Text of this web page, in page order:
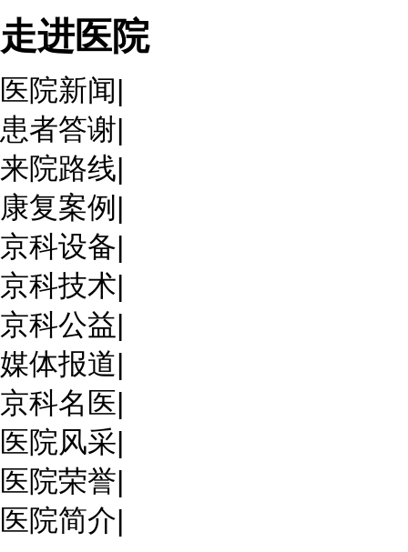
走进医院
医院新闻|
患者答谢|
来院路线|
康复案例 |
京科设备|
京科技术|
京科公益|
媒体报道|
京科名医|
医院风采|
医院荣誉|
医院简介|